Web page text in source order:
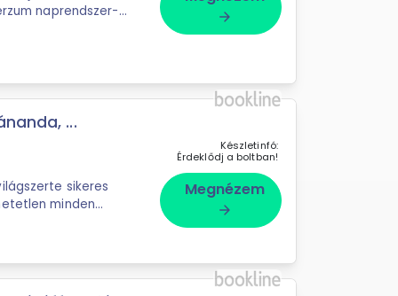
naprendszer-
arrow_forward
...
sikeres
minden
Készletinfó:
Érdeklődj a boltban!
Megnézem
arrow_forward